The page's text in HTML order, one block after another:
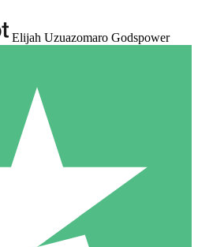
Elijah Uzuazomaro Godspower